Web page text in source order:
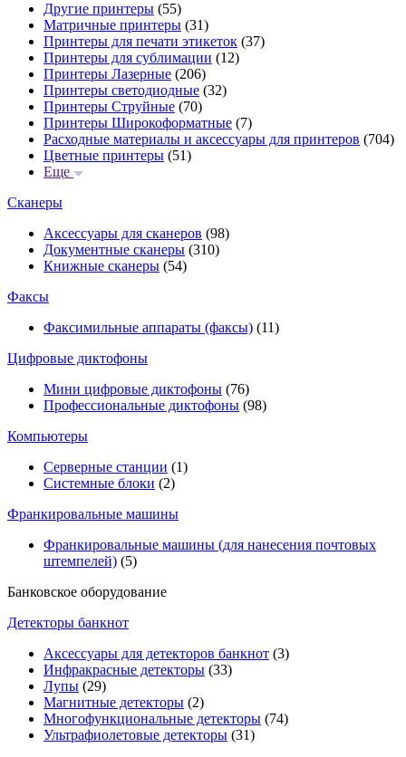
Другие принтеры (55)
Матричные принтеры (31)
Принтеры для печати этикеток (37)
Принтеры для сублимации (12)
Принтеры Лазерные (206)
Принтеры светодиодные (32)
Принтеры Струйные (70)
Принтеры Широкоформатные (7)
Расходные материалы и аксессуары для принтеров (704)
Цветные принтеры (51)
Еще
Сканеры
Аксессуары для сканеров (98)
Документные сканеры (310)
Книжные сканеры (54)
Факсы
Факсимильные аппараты (факсы) (11)
Цифровые диктофоны
Мини цифровые диктофоны (76)
Профессиональные диктофоны (98)
Компьютеры
Серверные станции (1)
Системные блоки (2)
Франкировальные машины
Франкировальные машины (для нанесения почтовых
штемпелей) (5)
Банковское оборудование
Детекторы банкнот
Аксессуары для детекторов банкнот (3)
Инфракрасные детекторы (33)
Лупы (29)
Магнитные детекторы (2)
Многофункциональные детекторы (74)
Ультрафиолетовые детекторы (31)